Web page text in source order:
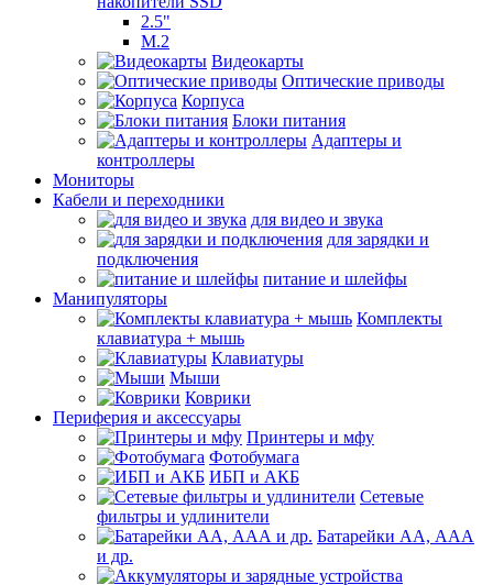
2.5"
M.2
Видеокарты
Оптические приводы
Корпуса
Блоки питания
Адаптеры и
контроллеры
Мониторы
Кабели и переходники
для видео и звука
для зарядки и
подключения
питание и шлейфы
Манипуляторы
Комплекты
клавиатура + мышь
Клавиатуры
Мыши
Коврики
Периферия и аксессуары
Принтеры и мфу
Фотобумага
ИБП и АКБ
Сетевые
фильтры и удлинители
Батарейки АА, ААА
и др.